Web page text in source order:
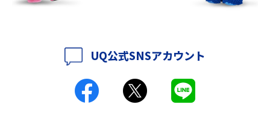
2016年4月(3)
ポケット型Wi-Fiとは？通信の仕組みやメリット・デメリットを解説
工事不要！置くだけWi-Fiの特徴は？メリット・デメリットや選び方を解説
UQ公式SNSアカウント